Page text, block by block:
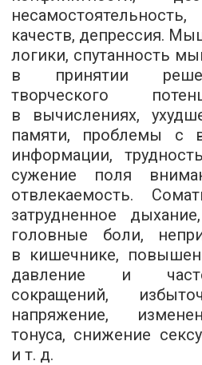
качеств, депрессия.
логики, спутанность
в принятии
творческого
в вычислениях,
памяти, проблемы с
информации,
сужение поля
отвлекаемость.
затрудненное
головные боли,
в кишечнике,
давление и
сокращений,
напряжение,
тонуса, снижение
и т. д.